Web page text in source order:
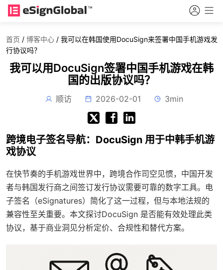
首页 / 博客中心 / 我可以在韩国使用DocuSign来签署中国手机游戏发
行协议吗？
我可以用DocuSign签署中国手机游戏在韩
国的出版协议吗？
顺访 2026-02-01 3min
跨境电子签名导航：DocuSign 用于中韩手机游
戏协议
在快节奏的手机游戏世界中，跨境合作司空见惯，中国开发
者与韩国发行商之间签订发行协议需要可靠的数字工具。电
子签名（eSignatures）简化了这一过程，但与本地法规的
兼容性至关重要。本文探讨DocuSign 是否能有效处理此类
协议，基于商业洞见分析定价、合规性和替代方案。